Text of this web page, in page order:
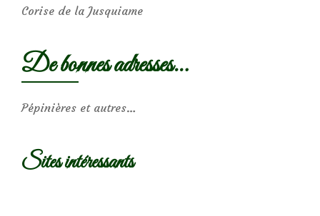
Corise de la Jusquiame
De bonnes adresses…
Pépinières et autres…
Sites intéressants